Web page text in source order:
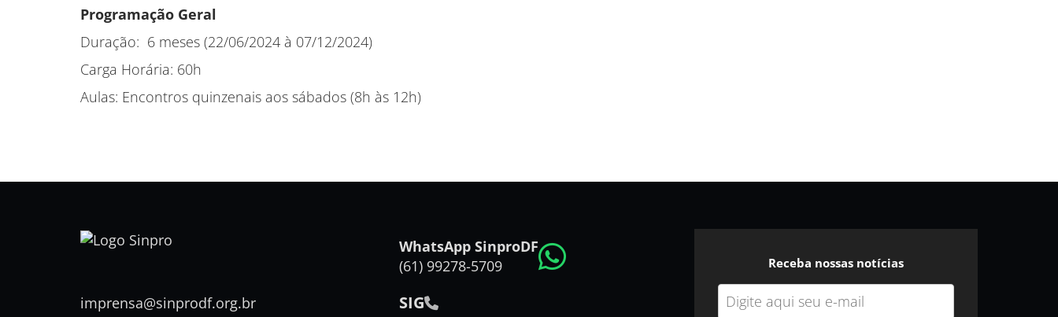
Programação Geral
Duração: 6 meses (22/06/2024 à 07/12/2024)
Carga Horária: 60h
Aulas: Encontros quinzenais aos sábados (8h às 12h)
imprensa@sinprodf.org.br
WhatsApp SinproDF
(61) 99278-5709
SIG
Receba nossas notícias